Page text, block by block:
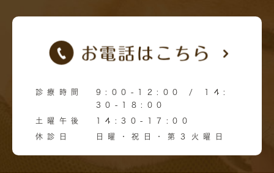
診療時間
9:00-12:00 / 14:
30-18:00
土曜午後 14:30-17:00
休診日 日曜・祝日・第３火曜日